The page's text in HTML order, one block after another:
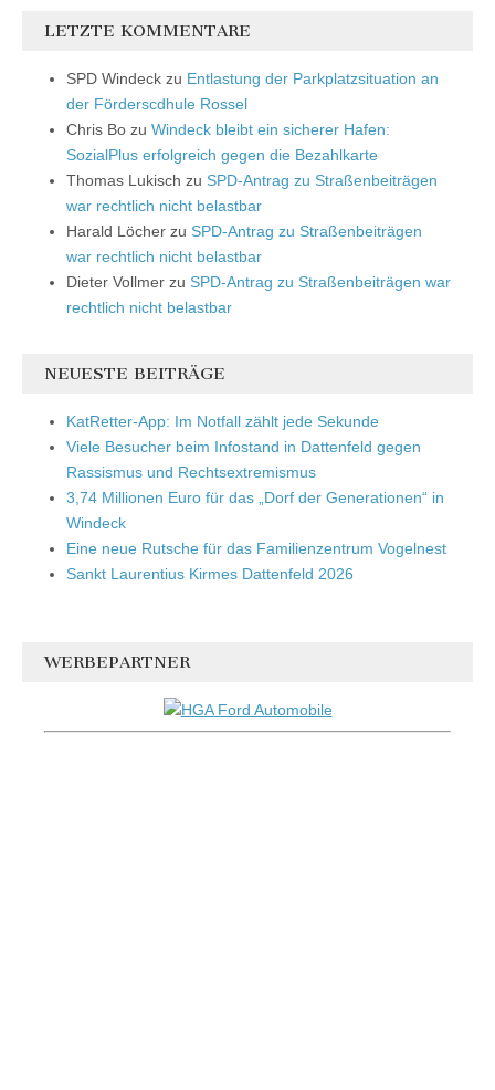
LETZTE KOMMENTARE
SPD Windeck zu Entlastung der Parkplatzsituation an
der Förderscdhule Rossel
Chris Bo zu Windeck bleibt ein sicherer Hafen:
SozialPlus erfolgreich gegen die Bezahlkarte
Thomas Lukisch zu SPD-Antrag zu Straßenbeiträgen
war rechtlich nicht belastbar
Harald Löcher zu SPD-Antrag zu Straßenbeiträgen
war rechtlich nicht belastbar
Dieter Vollmer zu SPD-Antrag zu Straßenbeiträgen war
rechtlich nicht belastbar
NEUESTE BEITRÄGE
KatRetter-App: Im Notfall zählt jede Sekunde
Viele Besucher beim Infostand in Dattenfeld gegen
Rassismus und Rechtsextremismus
3,74 Millionen Euro für das „Dorf der Generationen“ in
Windeck
Eine neue Rutsche für das Familienzentrum Vogelnest
Sankt Laurentius Kirmes Dattenfeld 2026
WERBEPARTNER